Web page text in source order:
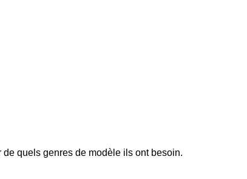
quels genres de modèle ils ont besoin.